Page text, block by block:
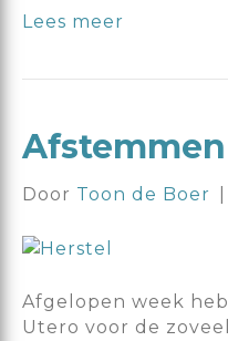
Lees meer
Afstemmen
Door Toon de Boer
Afgelopen week
Utero voor de